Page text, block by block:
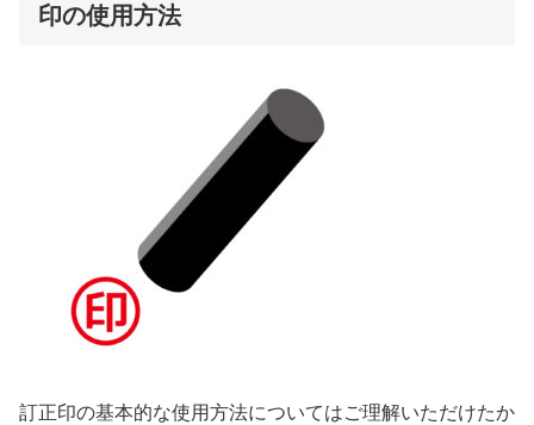
印の使用方法
訂正印の基本的な使用方法についてはご理解いただけたか